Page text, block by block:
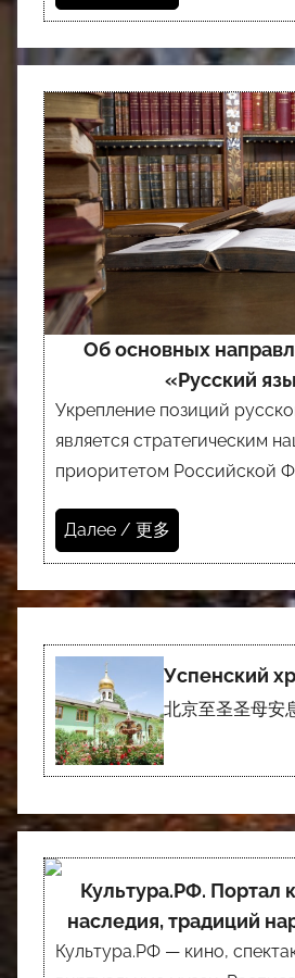
Об основных
«Русский
Укрепление позиций
является стратегическим
приоритетом Российской
Далее / 更多
Успенский
北京至圣圣母安
Культура.РФ. Портал
наследия, традиций
Культура.РФ — кино,